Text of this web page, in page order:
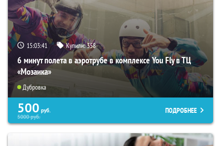
15:03:40 Купили:358
6 минут полета в аэротрубе в комплексе You Fly в ТЦ
«Мозаика»
Дубровка
500 руб.
5000руб.
ПОДРОБНЕЕ